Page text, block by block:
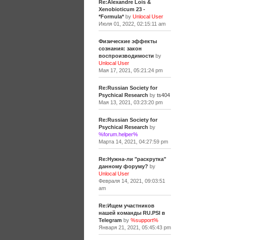
Re:Alexandre Lois &
Xenobioticum 23 -
*Formula*by Unlocal User
Июля 01, 2022, 02:15:11 am
Физические эффекты
сознания: закон
воспроизводимости by
Unlocal User
Мая 17, 2021, 05:21:24 pm
Re:Russian Society for
Psychical Research by ts404
Мая 13, 2021, 03:23:20 pm
Re:Russian Society for
Psychical Research by
%forum.helper%
Марта 14, 2021, 04:27:59 pm
Re:Нужна-ли "раскрутка"
данному форуму? by
Unlocal User
Февраля 14, 2021, 09:03:51
am
Re:Ищем участников
нашей команды RU.PSI в
Telegram by %support%
Января 21, 2021, 05:45:43 pm